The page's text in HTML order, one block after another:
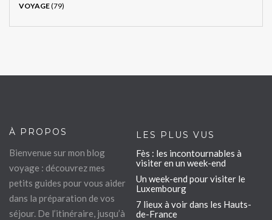
VOYAGE(79)
À PROPOS
Bienvenue sur mon blog
voyage : découvrez mes
petits guides pour vous aider
dans la préparation de vos
séjour. De l’itinéraire, jusqu’à
LES PLUS VUS
Fès : les incontournables à
visiter en un week-end
Un week-end pour visiter le
Luxembourg
7 lieux à voir dans les Hauts-
de-France